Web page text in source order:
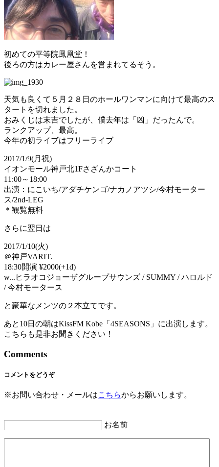
初めての平等院鳳凰堂！
後ろの方はカレー屋さんを営まれてるそう。
天気も良くて５月２８日のホールワンマンに向けて最高のス
タートを切れました。
おみくじは末吉でしたが、僕去年は「凶」だったんで。
ランクアップ、最高。
今年の初ライブはフリーライブ
2017/1/9(月祝)
イオンモール神戸北1Fさざんかコート
11:00～18:00
出演：にこいち/アダチケンゴ/ナカノアツシ/今村モーター
ス/2nd-LEG
＊観覧無料
さらに翌日は
2017/1/10(火)
＠神戸VARIT.
18:30開演 ¥2000(+1d)
w...ヒラオコジョーザグループサウンズ / SUMMY / ハロルド
/ 今村モータース
と豪華なメンツの２本立てです。
あと10日の朝はKissFM Kobe「4SEASONS」に出演します。
こちらも是非お聞きください！
Comments
コメントをどうぞ
※お問い合わせ・メールはこちらからお願いします。
お名前